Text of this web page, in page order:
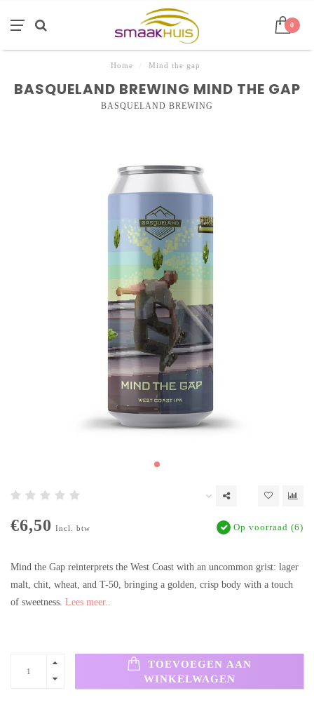
0
Home Mind the gap
BASQUELAND BREWING MIND THE GAP
BASQUELAND BREWING
€6,50 Incl. btw Op voorraad (6)
Mind the Gap reinterprets the West Coast with an uncommon grist: lager
malt, chit, wheat, and T-50, bringing a golden, crisp body with a touch
of sweetness. Lees meer..
TOEVOEGEN AAN
WINKELWAGEN